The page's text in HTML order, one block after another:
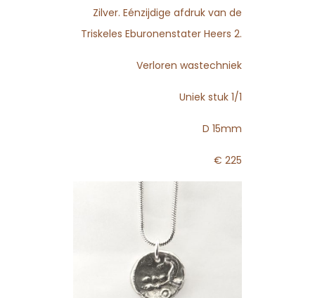
Zilver. Eénzijdige afdruk van de
Triskeles Eburonenstater Heers 2.
Verloren wastechniek
Uniek stuk 1/1
D 15mm
€ 225